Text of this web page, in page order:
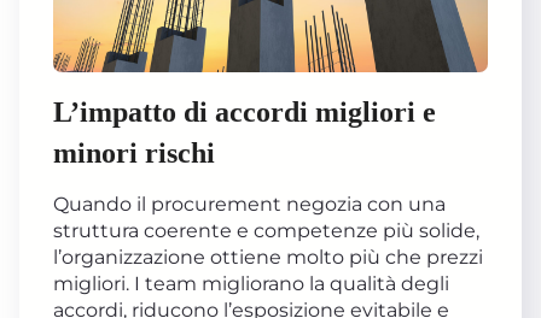
L’impatto di accordi migliori e
minori rischi
Quando il procurement negozia con una
struttura coerente e competenze più solide,
l’organizzazione ottiene molto più che prezzi
migliori. I team migliorano la qualità degli
accordi, riducono l’esposizione evitabile e